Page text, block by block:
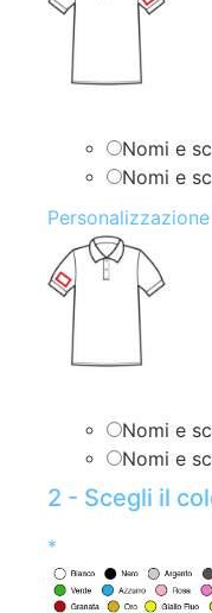
Nomi e
Nomi e
Nomi e
Nomi e
2 - Scegli il
*